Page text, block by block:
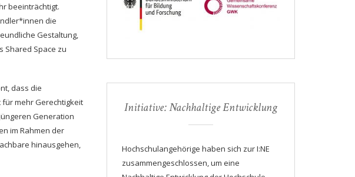
beeinträchtigt.
die
Gestaltung,
Shared Space zu
dass die
mehr Gerechtigkeit
Generation
im Rahmen der
hinausgehen,
Initiative: Nachhaltige Entwicklung
Hochschulangehörige haben sich zur I:NE
zusammengeschlossen, um eine